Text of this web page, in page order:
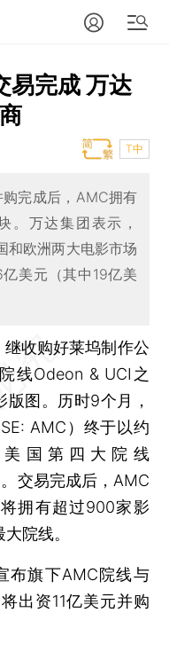
完成 万达
T中
完成后，AMC拥有
。万达集团表示，
和欧洲两大电影市场
美元（其中19亿美
继收购好莱坞制作公
线Odeon & UCI之
版图。历时9个月，
AMC）终于以约
国第四大院线
交易完成后，AMC
拥有超过900家影
院线。
旗下AMC院线与
出资11亿美元并购